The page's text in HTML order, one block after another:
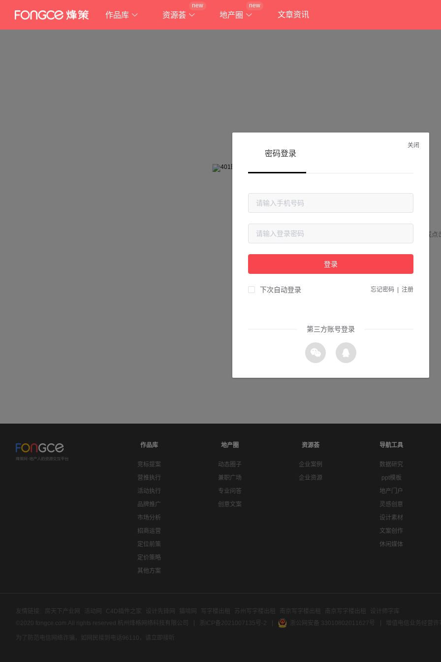
作品库 资源荟
new
地产圈
new
文章资讯
抱歉!
请检查您输入的网址是否正确，或点
作品库
竞标提案
营推执行
活动执行
品牌推广
市场分析
招商运营
定位前策
定价策略
其他方案
地产圈
动态圈子
兼职广场
专业问答
创意文案
资源荟
企业案例
企业资源
导航工具
数据研究
ppt模板
地产门户
灵感创意
设计素材
文案创作
休闲媒体
友情链接: 房天下产业网 活动网 C4D插件之家 设计先锋网 猫啃网 写字楼出租 苏州写字楼出租 南京写字楼出租 南京写字楼出租
设计师字库
©2020 fongce.com.All rights reserved 杭州烽格网络科技有限公司
浙ICP备2021007135号-2 浙公网安备 33010802011627号 增值电信业务经营
为了防范电信网络诈骗，如网民接到电话96110，请立即接听
关闭
密码登录
登录
下次自动登录 忘记密码 注册
第三方账号登录